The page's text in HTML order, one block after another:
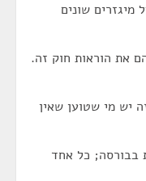
שונים
את הוראות חוק זה.
יש מי שטוען שאין
בבורסה; כל אחד